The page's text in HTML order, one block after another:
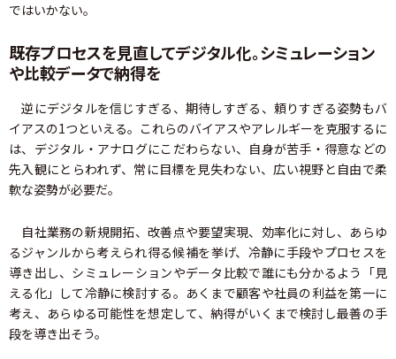
ではいかない。
既存プロセスを見直してデジタル化。シミュレーション
や比較データで納得を
逆にデジタルを信じすぎる、期待しすぎる、頼りすぎる姿勢もバ
イアスの1つといえる。これらのバイアスやアレルギーを克服するに
は、デジタル・アナログにこだわらない、自身が苦手・得意などの
先入観にとらわれず、常に目標を見失わない、広い視野と自由で柔
軟な姿勢が必要だ。
自社業務の新規開拓、改善点や要望実現、効率化に対し、あらゆ
るジャンルから考えられ得る候補を挙げ、冷静に手段やプロセスを
導き出し、シミュレーションやデータ比較で誰にも分かるよう「見
える化」して冷静に検討する。あくまで顧客や社員の利益を第一に
考え、あらゆる可能性を想定して、納得がいくまで検討し最善の手
段を導き出そう。